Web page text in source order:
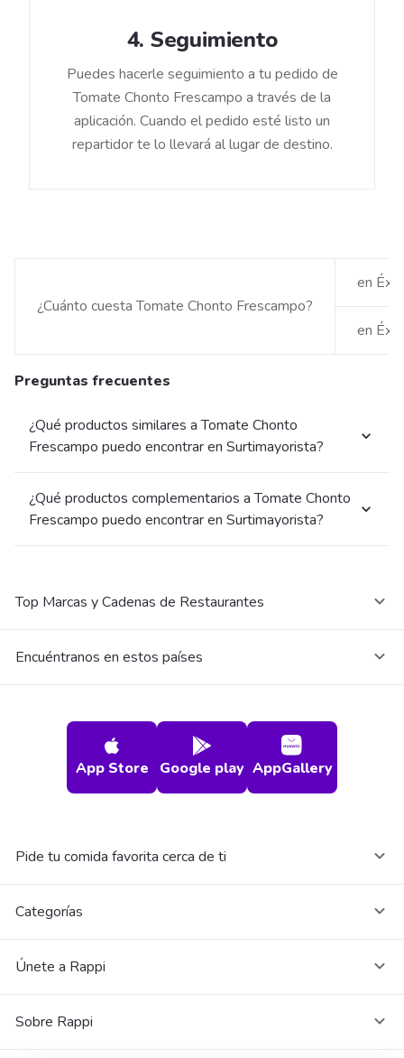
4. Seguimiento
Puedes hacerle seguimiento a tu pedido de
Tomate Chonto Frescampo a través de la
aplicación. Cuando el pedido esté listo un
repartidor te lo llevará al lugar de destino.
¿Cuánto cuesta Tomate Chonto Frescampo?
en
en
Preguntas frecuentes
¿Qué productos similares a Tomate Chonto
Frescampo puedo encontrar en Surtimayorista?
¿Qué productos complementarios a Tomate Chonto
Frescampo puedo encontrar en Surtimayorista?
Top Marcas y Cadenas de Restaurantes
Encuéntranos en estos países
App Store Google play AppGallery
Pide tu comida favorita cerca de ti
Categorías
Únete a Rappi
Sobre Rappi